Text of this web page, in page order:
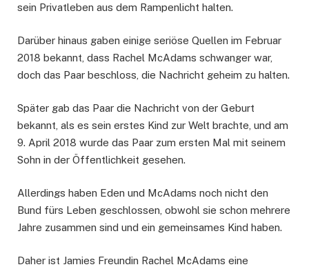
sein Privatleben aus dem Rampenlicht halten.
Darüber hinaus gaben einige seriöse Quellen im Februar
2018 bekannt, dass Rachel McAdams schwanger war,
doch das Paar beschloss, die Nachricht geheim zu halten.
Später gab das Paar die Nachricht von der Geburt
bekannt, als es sein erstes Kind zur Welt brachte, und am
9. April 2018 wurde das Paar zum ersten Mal mit seinem
Sohn in der Öffentlichkeit gesehen.
Allerdings haben Eden und McAdams noch nicht den
Bund fürs Leben geschlossen, obwohl sie schon mehrere
Jahre zusammen sind und ein gemeinsames Kind haben.
Daher ist Jamies Freundin Rachel McAdams eine